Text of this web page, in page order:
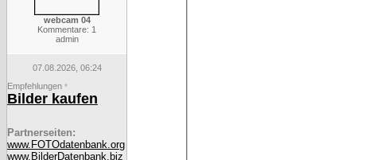
webcam 04
Kommentare: 1
admin
07.08.2026, 06:24
Empfehlungen *
Bilder kaufen
Partnerseiten:
www.FOTOdatenbank.org
www.BilderDatenbank.biz